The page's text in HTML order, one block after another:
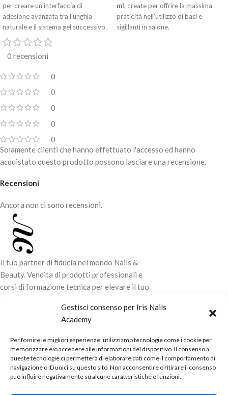
Gestisci consenso per Iris Nails
Academy
Per fornire le migliori esperienze, utilizziamo tecnologie come i cookie per
memorizzare e/o accedere alle informazioni del dispositivo. Il consenso a
queste tecnologie ci permetterà di elaborare dati come il comportamento di
navigazione o ID unici su questo sito. Non acconsentire o ritirare il consenso
può influire negativamente su alcune caratteristiche e funzioni.
per creare un’interfaccia di
adesione avanzata tra l’unghia
naturale e il sistema gel successivo.
La sua formula è progettata per
essere applicata in uno strato
gel costruttori e contribuendo a
di tenuta.
Ideale come base di ancoraggio
sotto builder gel, acrylic gel e hard
Utilizzare esclusivamente come
strato sottile di adesione sotto i
PER USO PROFESSIONALE
ml, create per offrire la massima
praticità nell’utilizzo di basi e
sigillanti in salone.
direttamente con il Modern Oval
Double Brush, il pennellino
delicatamente la lamina ungueale
naturale, offrendo un equilibrio
ideale tra protezione e flessibilità.
Grazie alla sua viscosità media e alla
formula autolivellante, è
Non cola, può essere lavorata su più
unghie contemporaneamente e si
autolivella in modo uniforme,
0 recensioni
0
0
0
0
0
Recensioni
Ancora non ci sono recensioni.
Solamente clienti che hanno effettuato l'accesso ed hanno
acquistato questo prodotto possono lasciare una recensione.
Il tuo partner di fiducia nel mondo Nails &
Beauty. Vendita di prodotti professionali e
corsi di formazione tecnica per elevare il tuo
LINK UTILI
ORARI NEGOZIO